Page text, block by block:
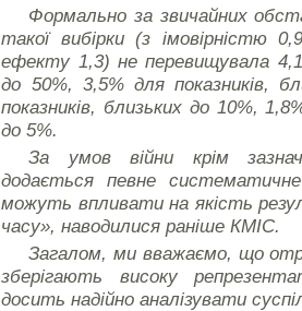
Формально за звичайних
такої вибірки (з імовірністю
ефекту 1,3) не перевищувала
до 50%, 3,5% для показників,
показників, близьких до 10%,
до 5%.
За умов війни крім
додається певне
можуть впливати на якість
часу», наводилися раніше КМІС.
Загалом, ми вважаємо, що
зберігають високу
досить надійно аналізувати